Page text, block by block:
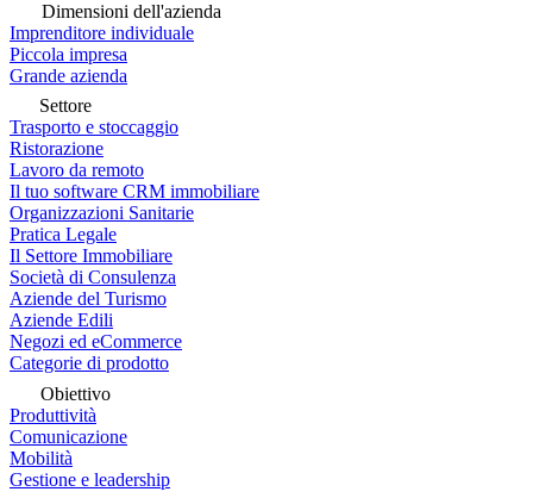
Dimensioni dell'azienda
Imprenditore individuale
Piccola impresa
Grande azienda
Settore
Trasporto e stoccaggio
Ristorazione
Lavoro da remoto
Il tuo software CRM immobiliare
Organizzazioni Sanitarie
Pratica Legale
Il Settore Immobiliare
Società di Consulenza
Aziende del Turismo
Aziende Edili
Negozi ed eCommerce
Categorie di prodotto
Obiettivo
Produttività
Comunicazione
Mobilità
Gestione e leadership